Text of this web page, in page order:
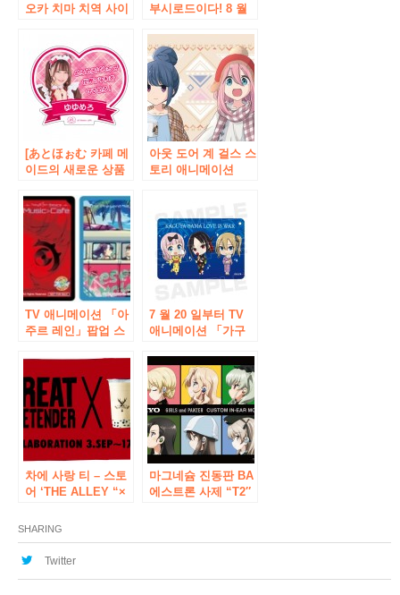
오카 치마 치역 사이
브랜드 「EDO
COAT “최초의 실제
매장이 2021 년 8 월
19 일 ㈭ 오픈!
부시로드이다! 8 월
아키하바라에서
「무사로드 게임 페
스티벌 2021」개최!
[あとほぉむ 카페 메
이드의 새로운 상품
배지」판매 개시!
아웃 도어 계 걸스 스
토리 애니메이션
라에 오픈! “이른바
스캔 △ 캐릭터 팝업
스토어 ‘1 월 25 일
(금)부터 스타트!
TV 애니메이션 「아
주르 레인」팝업 스
게이머즈 본점과 마
치다 점에서 12 월 7
일 (토)부터 개최 결
정! 선행 상품 판매와
추첨 회도 실시!
7 월 20 일부터 TV
애니메이션 「가구
~ 천재들의 연애 두
뇌 싸움 ~ “이벤
트”보크스에서도 고
들하고 싶다 “가 개
최!
차에 사랑 티 – 스토
어 ‘THE ALLEY “×
「GREAT
PRETENDER’의 정
체 기획이 9/3 (목)부
마그네슘 진동판 BA
에스트론 사제 “T2″
– 이어 모니터와 인
SHARING
Twitter